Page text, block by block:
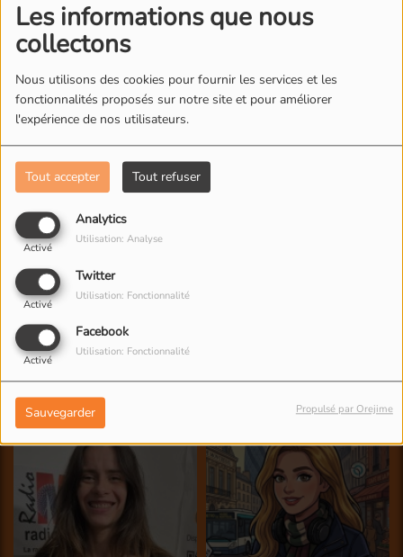
Les informations que nous
collectons
Nous utilisons des cookies pour fournir les services et les
fonctionnalités proposés sur notre site et pour améliorer
l'expérience de nos utilisateurs.
Tout accepter Tout refuser
Analytics
Activé
Utilisation: Analyse
Twitter
Activé
Utilisation: Fonctionnalité
Facebook
Activé
Utilisation: Fonctionnalité
Sauvegarder Propulsé par Orejime
• Clémence Dialakana, assistante parlementaire
du député Carlos Martens Bilongo.
L'ÉQUIPE DE RADIO M'S